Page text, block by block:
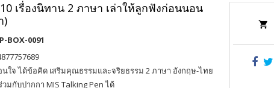
เรื่องนิทาน 2 ภาษา เล่าให้ลูกฟังก่อนนอน
)
P-BOX-0091
ใจ ได้ข้อคิด เสริมคุณธรรมและจริยธรรม 2 ภาษา อังกฤษ-ไทย
มกับปากกา MIS Talking Pen ได้